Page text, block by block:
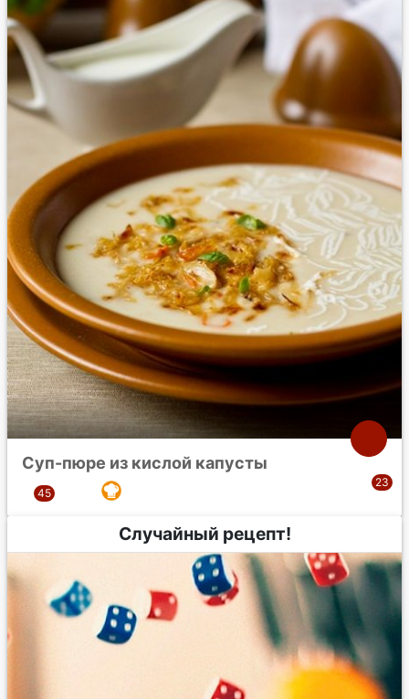
Суп-пюре из кислой капусты
Случайный рецепт!